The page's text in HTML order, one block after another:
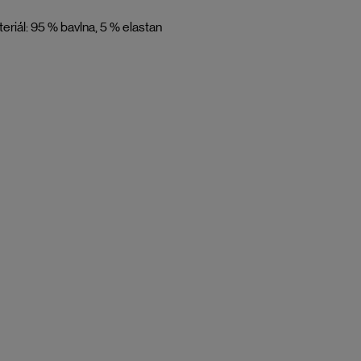
95 % bavlna, 5 % elastan